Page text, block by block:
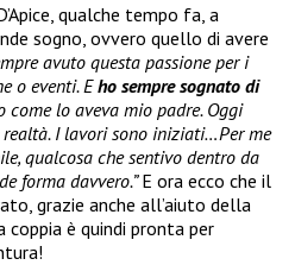
qualche tempo fa, a
sogno, ovvero quello di avere
avuto questa passione per i
o eventi. Eho sempre sognato di
come lo aveva mio padre. Oggi
I lavori sono iniziati…Per me
qualcosa che sentivo dentro da
forma davvero.”E ora ecco che il
grazie anche all’aiuto della
coppia è quindi pronta per